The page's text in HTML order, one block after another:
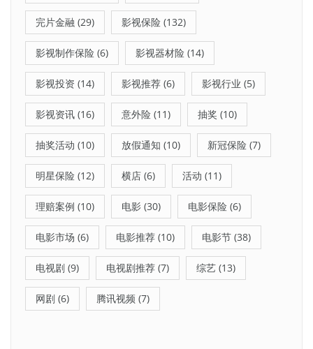
完片金融 (29) 影视保险 (132)
影视制作保险 (6) 影视器材险 (14)
影视投资 (14) 影视推荐 (6) 影视行业 (5)
影视资讯 (16) 意外险 (11) 抽奖 (10)
抽奖活动 (10) 放假通知 (10) 新冠保险 (7)
明星保险 (12) 横店 (6) 活动 (11)
理赔案例 (10) 电影 (30) 电影保险 (6)
电影市场 (6) 电影推荐 (10) 电影节 (38)
电视剧 (9) 电视剧推荐 (7) 综艺 (13)
网剧 (6) 腾讯视频 (7)